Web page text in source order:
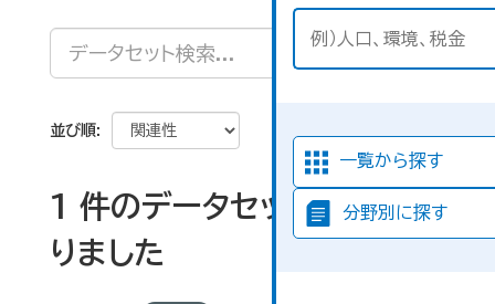
一覧から探す
分野別に探す
並び順
1 件のデータセットが見つか
りました